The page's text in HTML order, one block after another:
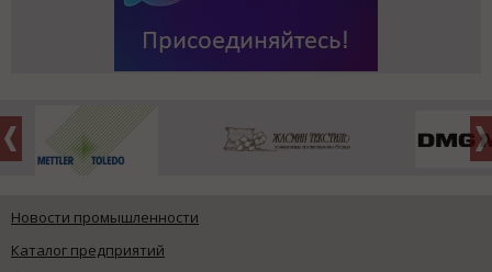
Новости промышленности
Каталог предприятий